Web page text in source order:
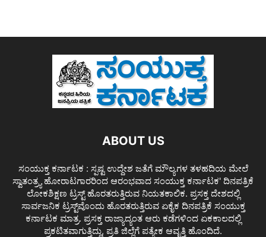
ABOUT US
ಸಂಯುಕ್ತ ಕರ್ನಾಟಕ : ಸ್ಪಷ್ಟ ಉದ್ದೇಶ ಜತೆಗೆ ಮೌಲ್ಯಗಳ ತಳಹದಿಯ ಮೇಲೆ
ಸ್ವಾತಂತ್ರ್ಯ ಹೋರಾಟಗಾರರಿಂದ ಆರಂಭವಾದ ಸಂಯುಕ್ತ ಕರ್ನಾಟಕ' ದಿನಪತ್ರಿಕೆ
ಲೋಕಶಿಕ್ಷಣ ಟ್ರಸ್ಟ್ ಹೊರತರುತ್ತಿರುವ ನಿಯತಕಾಲಿಕ. ಪ್ರಸಕ್ತ ದೇಶದಲ್ಲಿ
ಸಾರ್ವಜನಿಕ ಟ್ರಸ್ಟ್‌ವೊಂದು ಹೊರತರುತ್ತಿರುವ ಏಕೈಕ ದಿನಪತ್ರಿಕೆ ಸಂಯುಕ್ತ
ಕರ್ನಾಟಕ ಮಾತ್ರ. ಪ್ರಸಕ್ತ ರಾಜ್ಯಾದ್ಯಂತ ಆರು ಕಡೆಗಳಿಂದ ಏಕಕಾಲದಲ್ಲಿ
ಪ್ರಕಟಿತವಾಗುತ್ತಿದ್ದು, ಪ್ರತಿ ಜಿಲ್ಲೆಗೆ ಪತ್ಯೇಕ ಆವೃತ್ತಿ ಹೊಂದಿದೆ.